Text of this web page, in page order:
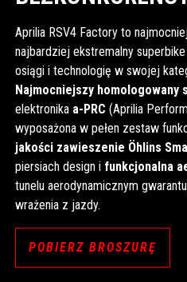
Aprilia RSV4 Factory to
najbardziej ekstremalny
osiągi i technologię w swojej
Najmocniejszy homologowany
elektronikaa-PRC (Aprilia
wyposażona w pełen zestaw
jakości zawieszenie Öhlins
piersiach design i funkcjonalna
tunelu aerodynamicznym
wrażenia z jazdy.
POBIERZ BROSZURĘ